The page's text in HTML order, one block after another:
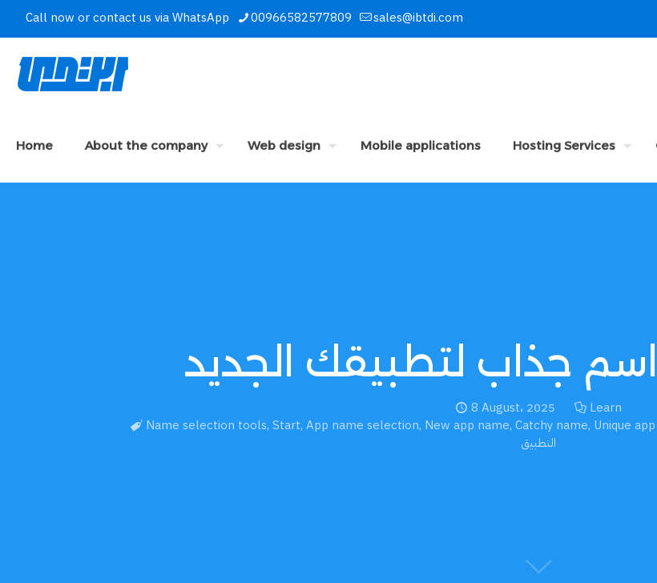
Call now or contact us via WhatsApp 00966582577809 sales@ibtdi.com
Home About the company Web design Mobile applications Hosting Services
اسم جذاب لتطبيقك الجديد
8 August، 2025
Learn
Name selection tools, Start, App name selection, New app name, Catchy name, Unique
التطبيق